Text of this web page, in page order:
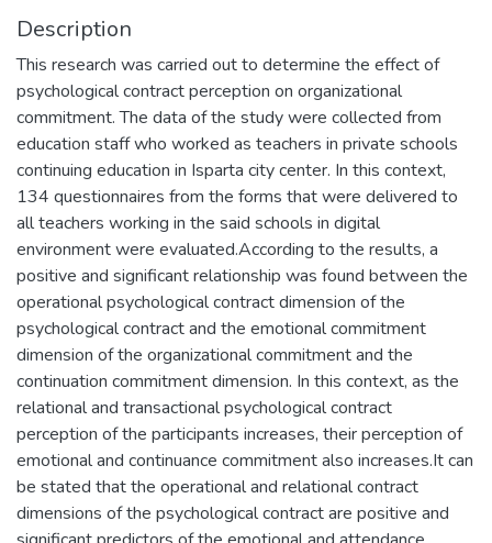
Description
This research was carried out to determine the effect of
psychological contract perception on organizational
commitment. The data of the study were collected from
education staff who worked as teachers in private schools
continuing education in Isparta city center. In this context,
134 questionnaires from the forms that were delivered to
all teachers working in the said schools in digital
environment were evaluated.According to the results, a
positive and significant relationship was found between the
operational psychological contract dimension of the
psychological contract and the emotional commitment
dimension of the organizational commitment and the
continuation commitment dimension. In this context, as the
relational and transactional psychological contract
perception of the participants increases, their perception of
emotional and continuance commitment also increases.It can
be stated that the operational and relational contract
dimensions of the psychological contract are positive and